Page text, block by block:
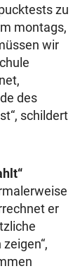
zu
montags,
wir
des
schildert
er